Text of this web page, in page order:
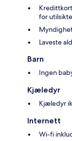
for
Laveste
Barn
Ingen
Kjæledyr
Kjæledyr
Internett
Wi-fi